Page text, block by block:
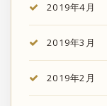
2019年4月
2019年3月
2019年2月